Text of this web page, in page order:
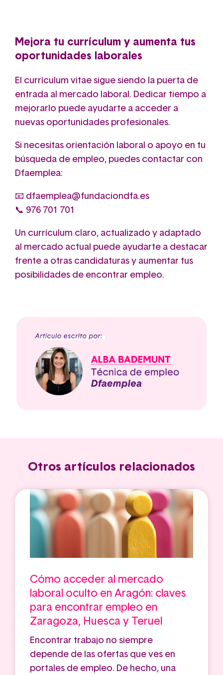
Mejora tu currículum y aumenta tus
oportunidades laborales
El currículum vitae sigue siendo la puerta de
entrada al mercado laboral. Dedicar tiempo a
mejorarlo puede ayudarte a acceder a
nuevas oportunidades profesionales.
Si necesitas orientación laboral o apoyo en tu
búsqueda de empleo, puedes contactar con
Dfaemplea:
📧 dfaemplea@fundaciondfa.es
📞 976 701 701
Un currículum claro, actualizado y adaptado
al mercado actual puede ayudarte a destacar
frente a otras candidaturas y aumentar tus
posibilidades de encontrar empleo.
Otros artículos relacionados
Cómo acceder al mercado
laboral oculto en Aragón: claves
para encontrar empleo en
Zaragoza, Huesca y Teruel
Encontrar trabajo no siempre
depende de las ofertas que ves en
portales de empleo. De hecho, una